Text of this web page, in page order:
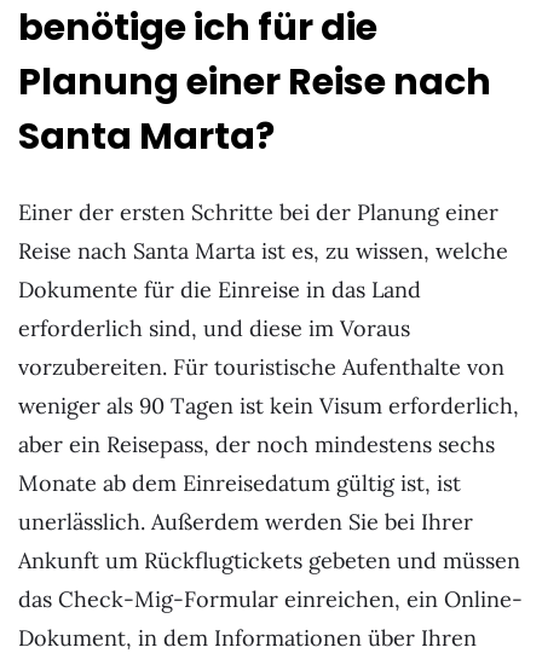
benötige ich für die
Planung einer Reise nach
Santa Marta?
Einer der ersten Schritte bei der Planung einer
Reise nach Santa Marta ist es, zu wissen, welche
Dokumente für die Einreise in das Land
erforderlich sind, und diese im Voraus
vorzubereiten. Für touristische Aufenthalte von
weniger als 90 Tagen ist kein Visum erforderlich,
aber ein Reisepass, der noch mindestens sechs
Monate ab dem Einreisedatum gültig ist, ist
unerlässlich. Außerdem werden Sie bei Ihrer
Ankunft um Rückflugtickets gebeten und müssen
das Check-Mig-Formular einreichen, ein Online-
Dokument, in dem Informationen über Ihren